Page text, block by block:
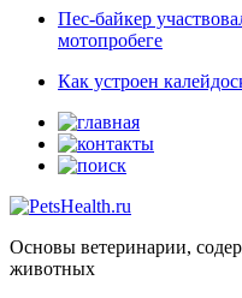
Пес-байкер
мотопробеге
Как устроен
Основы ветеринарии,
животных